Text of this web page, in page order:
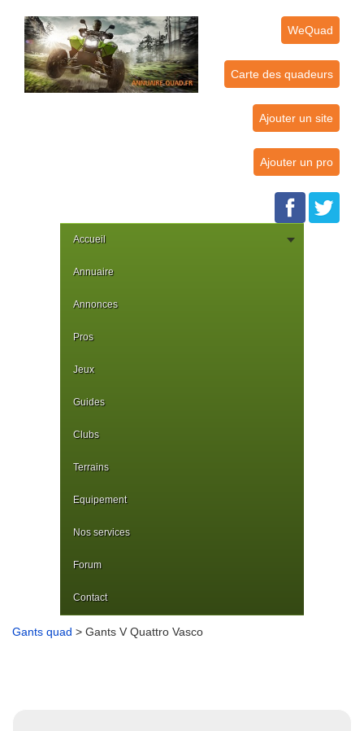
WeQuad
Carte des quadeurs
Ajouter un site
Ajouter un pro
Accueil
Annuaire
Annonces
Pros
Jeux
Guides
Clubs
Terrains
Equipement
Nos services
Forum
Contact
Gants quad > Gants V Quattro Vasco